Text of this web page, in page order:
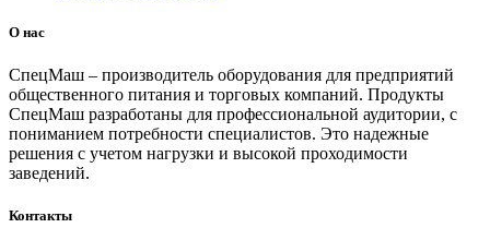
О нас
СпецМаш – производитель оборудования для предприятий
общественного питания и торговых компаний. Продукты
СпецМаш разработаны для профессиональной аудитории, с
пониманием потребности специалистов. Это надежные
решения с учетом нагрузки и высокой проходимости
заведений.
Контакты